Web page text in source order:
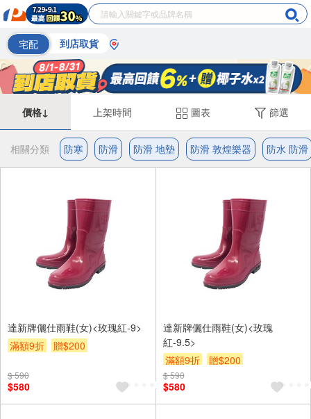
宅配 到店取貨
價格↓ 上架時間 圖表 篩選
相關分類 防寒 防滑 防滑 地墊 防滑 敦煌樂器 防水 防滑
達新牌儷仕雨鞋(女)<玫瑰紅-9>
滿額9折
贈$200
$ 590
$580
達新牌儷仕雨鞋(女)<玫瑰
紅-9.5>
滿額9折
贈$200
$ 590
$580